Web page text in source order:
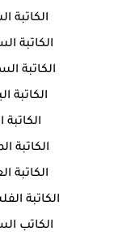
الكاتبة
الكاتبة
الكاتبة
الكاتبة
الكاتب